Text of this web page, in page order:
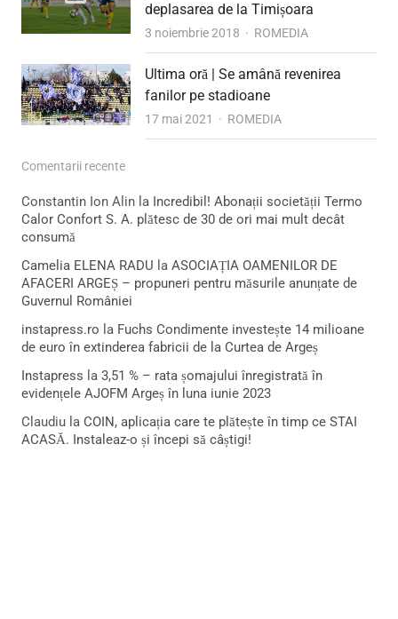
deplasarea de la Timișoara
3 noiembrie 2018 Author
ROMEDIA
Ultima oră | Se amână revenirea
fanilor pe stadioane
17 mai 2021 Author
ROMEDIA
Comentarii recente
Constantin Ion Alin la Incredibil! Abonații societății Termo
Calor Confort S. A. plătesc de 30 de ori mai mult decât
consumă
Camelia ELENA RADU la ASOCIAȚIA OAMENILOR DE
AFACERI ARGEȘ – propuneri pentru măsurile anunțate de
Guvernul României
instapress.ro la Fuchs Condimente investește 14 milioane
de euro în extinderea fabricii de la Curtea de Argeș
Instapress la 3,51 % – rata șomajului înregistrată în
evidențele AJOFM Argeș în luna iunie 2023
Claudiu la COIN, aplicația care te plătește în timp ce STAI
ACASĂ. Instaleaz-o și începi să câștigi!